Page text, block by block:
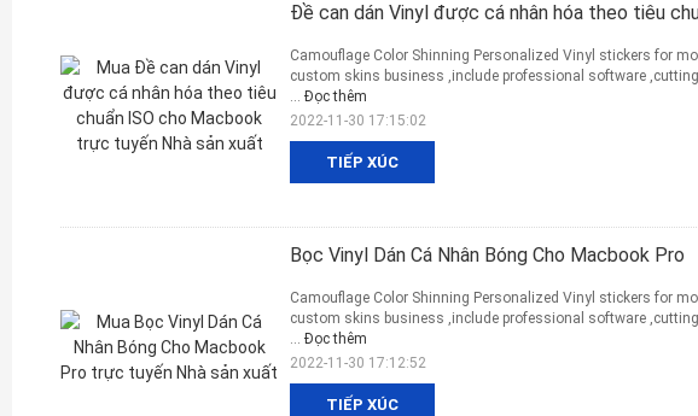
Đề can dán Vinyl được cá nhân hóa theo tiêu
TIẾP XÚC
Camouflage Color Shinning Personalized Vinyl stickers for
custom skins business ,include professional software
... Đọc thêm
2022-11-30 17:15:02
Bọc Vinyl Dán Cá Nhân Bóng Cho Macbook Pro
TIẾP XÚC
Camouflage Color Shinning Personalized Vinyl stickers for
custom skins business ,include professional software
... Đọc thêm
2022-11-30 17:12:52